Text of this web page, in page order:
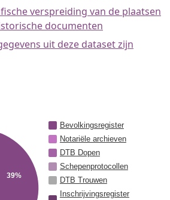
verspreiding van de plaatsen
documenten
uit deze dataset zijn
39%
Bevolkingsregister
Notariële archieven
DTB Dopen
Schepenprotocollen
DTB Trouwen
Inschrijvingsregister